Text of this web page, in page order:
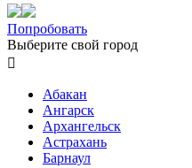
Попробовать
Выберите свой город

Абакан
Ангарск
Архангельск
Астрахань
Барнаул